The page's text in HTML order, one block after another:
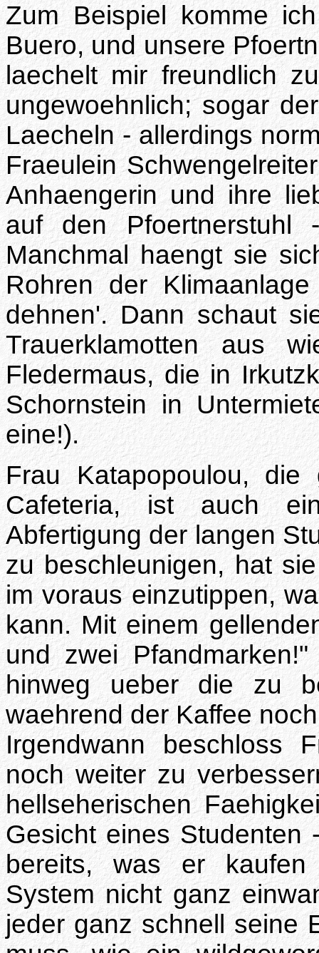
Zum Beispiel komme
Buero, und unsere
laechelt mir freundlich
ungewoehnlich; sogar
Laecheln - allerdings
Fraeulein
Anhaengerin und ihre
auf den Pfoertnerstuhl
Manchmal haengt sie
Rohren der
dehnen'. Dann schaut
Trauerklamotten aus
Fledermaus, die in
Schornstein in
eine!).
Frau Katapopoulou,
Cafeteria, ist auch
Abfertigung der langen
zu beschleunigen, hat
im voraus einzutippen,
kann. Mit einem
und zwei
hinweg ueber die zu
waehrend der Kaffee
Irgendwann beschloss
noch weiter zu
hellseherischen
Gesicht eines Studenten
bereits, was er
System nicht ganz
jeder ganz schnell seine